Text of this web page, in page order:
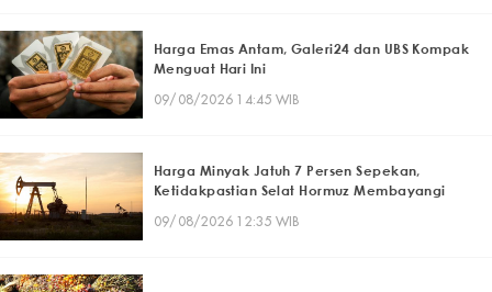
Harga Emas Antam, Galeri24 dan UBS Kompak
Menguat Hari Ini
09/08/2026 14:45 WIB
Harga Minyak Jatuh 7 Persen Sepekan,
Ketidakpastian Selat Hormuz Membayangi
09/08/2026 12:35 WIB